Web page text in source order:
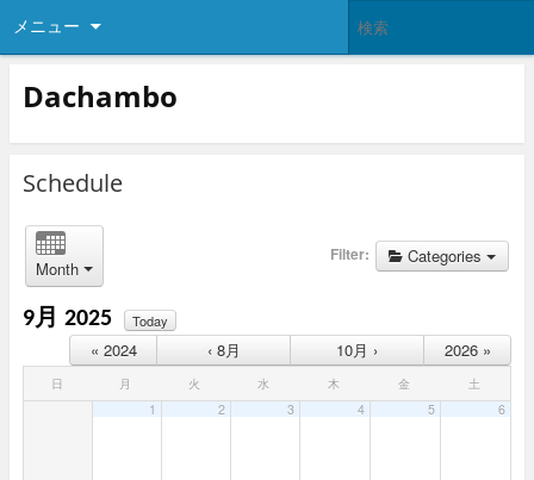
メニュー
Dachambo
Schedule
Month
Filter: Categories
9月 2025 Today
« 2024 ‹ 8月 10月 › 2026 »
日 月 火 水 木 金 土
1 2 3 4 5 6